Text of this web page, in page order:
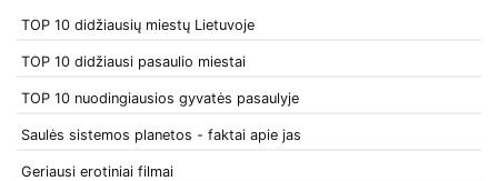
TOP 10 didžiausių miestų Lietuvoje
TOP 10 didžiausi pasaulio miestai
TOP 10 nuodingiausios gyvatės pasaulyje
Saulės sistemos planetos - faktai apie jas
Geriausi erotiniai filmai